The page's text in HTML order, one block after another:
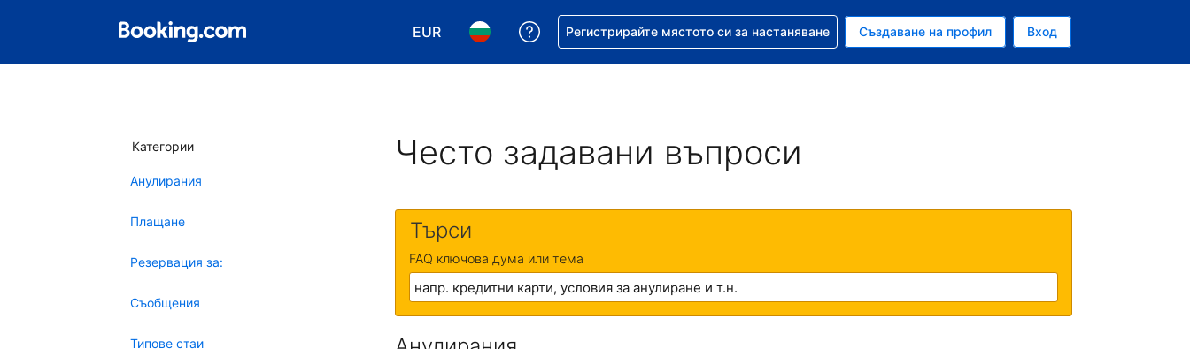
EUR
Избор на валута. Избрана валута - Евро
Избор на език. Избран език - Български
Помощ с резервацията ви
Регистрирайте мястото си за настаняване Създаване на профил Вход
Категории
Анулирания
Плащане
Резервация за:
Съобщения
Типове стаи
Често задавани въпроси
Търси
FAQ ключова дума или тема